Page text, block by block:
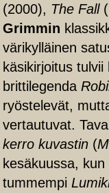
(2000), The Fall
Grimmin
värikylläinen
käsikirjoitus
brittilegenda
ryöstelevät,
vertautuvat.
kerro kuvastin (
kesäkuussa,
tummempi